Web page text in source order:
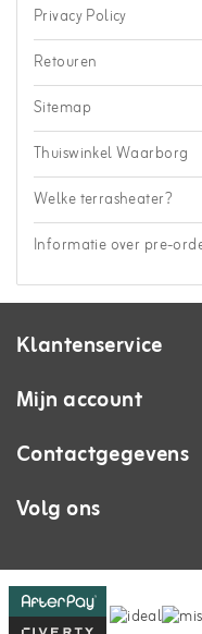
Privacy Policy
Retouren
Sitemap
Thuiswinkel Waarborg
Welke terrasheater?
Informatie over pre-
Klantenservice
Mijn account
Contactgegevens
Volg ons